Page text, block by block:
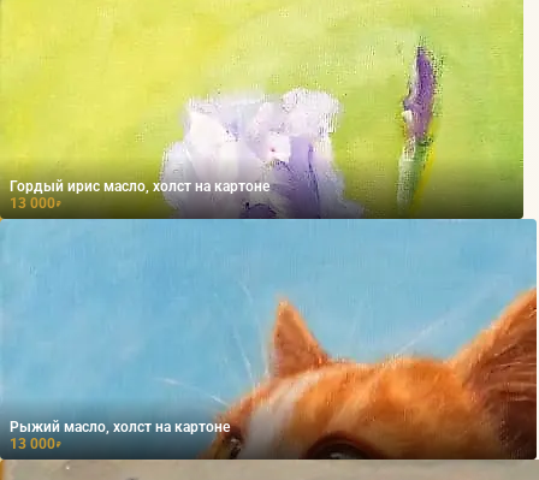
Гордый ирис масло, холст на картоне
13 000₽
Рыжий масло, холст на картоне
13 000₽